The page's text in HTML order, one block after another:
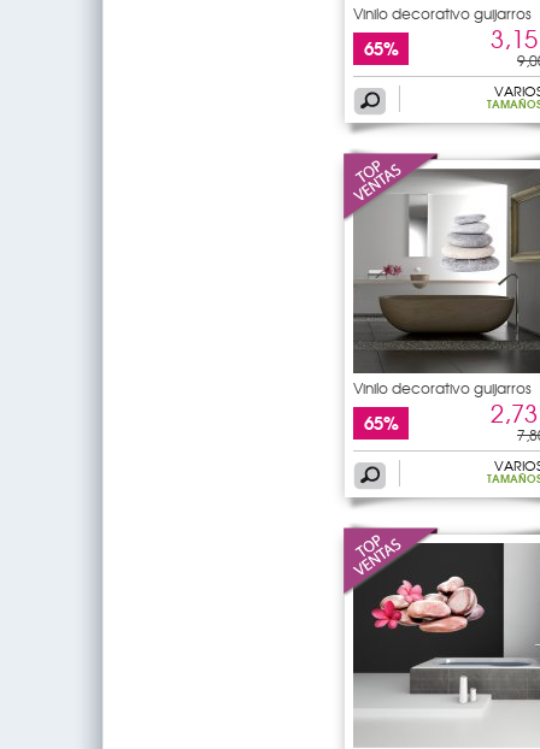
Vinilo decorativo guijarros
65%
Vinilo decorativo guijarros
65%